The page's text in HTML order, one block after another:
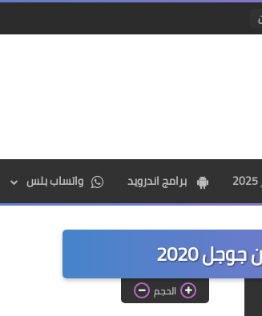
برامج اندرويد واتساب بلس
2020
الحجم